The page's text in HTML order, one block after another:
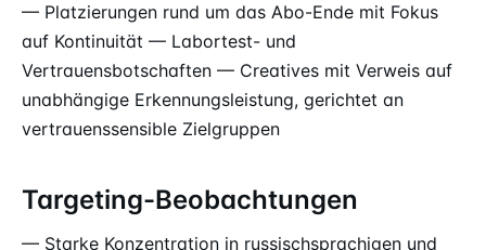
— Platzierungen rund um das Abo-Ende mit Fokus
auf Kontinuität — Labortest- und
Vertrauensbotschaften — Creatives mit Verweis auf
unabhängige Erkennungsleistung, gerichtet an
vertrauenssensible Zielgruppen
Targeting-Beobachtungen
— Starke Konzentration in russischsprachigen und